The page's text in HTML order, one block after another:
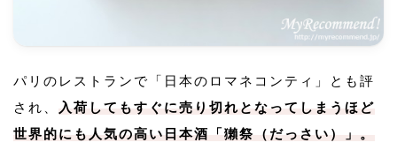
パリのレストランで「日本のロマネコンティ」とも評
され、
入荷してもすぐに売り切れとなってしまうほど
世界的にも人気の高い日本酒「獺祭（だっさい）」。